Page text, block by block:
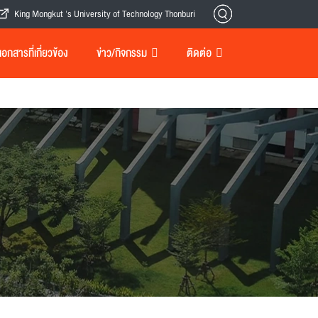
King Mongkut 's University of Technology Thonburi
กสารที่เกี่ยวข้อง ข่าว/กิจกรรม ติดต่อ